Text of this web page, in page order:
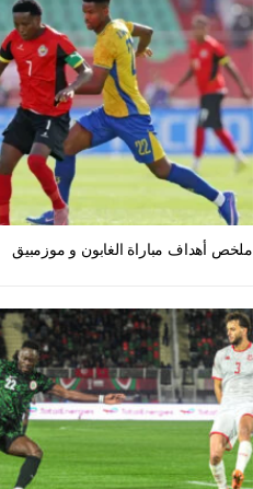
ملخص أهداف مباراة الغابون و موزمبيق